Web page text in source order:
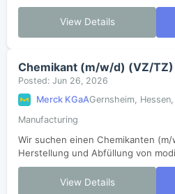
tragen so zu einem reibungslosen
Anlagenführung: Sie bedienen,
View Details
Chemikant (m/w/d) (VZ/TZ)
Posted: Jun 26, 2026
Merck KGaAGernsheim,
Manufacturing
Wir suchen einen Chemikanten
Herstellung und Abfüllung von
Materialien verantwortlich ist. Sie
durch und gewährleisten die ...
View Details